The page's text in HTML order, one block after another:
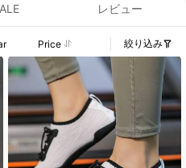
レビュー
Price 絞り込み